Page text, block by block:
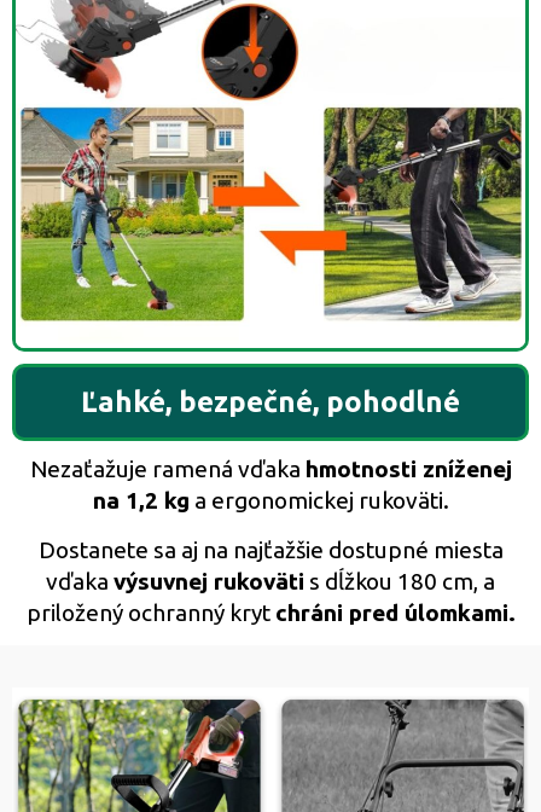
Ľahké, bezpečné, pohodlné
Nezaťažuje ramená vďaka hmotnosti zníženej
na 1,2 kg a ergonomickej rukoväti.
Dostanete sa aj na najťažšie dostupné miesta
vďaka výsuvnej rukoväti s dĺžkou 180 cm, a
priložený ochranný kryt chráni pred úlomkami.